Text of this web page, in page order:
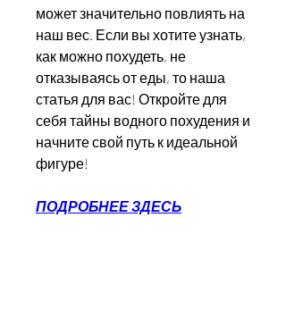
может значительно повлиять на
наш вес. Если вы хотите узнать,
как можно похудеть, не
отказываясь от еды, то наша
статья для вас! Откройте для
себя тайны водного похудения и
начните свой путь к идеальной
фигуре!
ПОДРОБНЕЕ ЗДЕСЬ